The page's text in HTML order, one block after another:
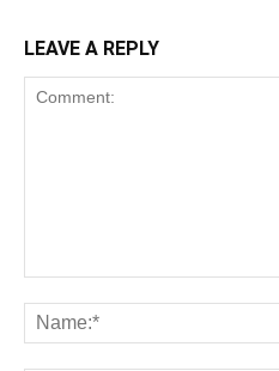
LEAVE A REPLY